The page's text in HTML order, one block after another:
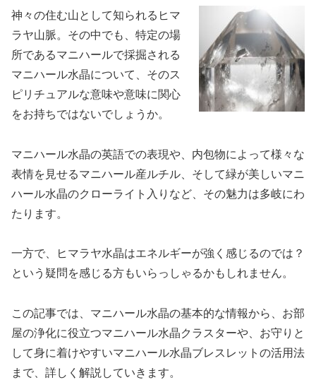
神々の住む山として知られるヒマ
ラヤ山脈。その中でも、特定の場
所であるマニハールで採掘される
マニハール水晶について、そのス
ピリチュアルな意味や意味に関心
をお持ちではないでしょうか。
マニハール水晶の英語での表現や、内包物によって様々な
表情を見せるマニハール産ルチル、そして緑が美しいマニ
ハール水晶のクローライト入りなど、その魅力は多岐にわ
たります。
一方で、ヒマラヤ水晶はエネルギーが強く感じるのでは？
という疑問を感じる方もいらっしゃるかもしれません。
この記事では、マニハール水晶の基本的な情報から、お部
屋の浄化に役立つマニハール水晶クラスターや、お守りと
して身に着けやすいマニハール水晶ブレスレットの活用法
まで、詳しく解説していきます。